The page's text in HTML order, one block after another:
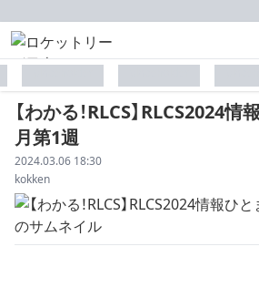
【わかる！RLCS】RLCS2024情
月第1週
配信日
2024.03.06 18:30
著者
kokken